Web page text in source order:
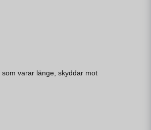
varar länge, skyddar mot